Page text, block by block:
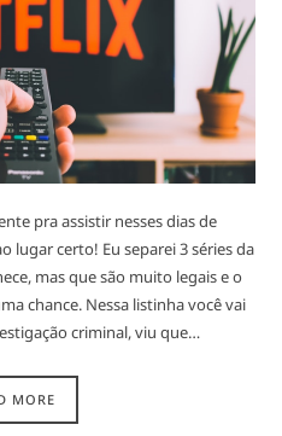
pra assistir nesses dias de
lugar certo! Eu separei 3 séries da
mas que são muito legais e o
chance. Nessa listinha você vai
criminal, viu que…
MORE